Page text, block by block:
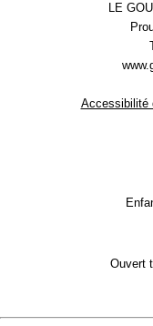
LE
Accessibilité
Ouvert